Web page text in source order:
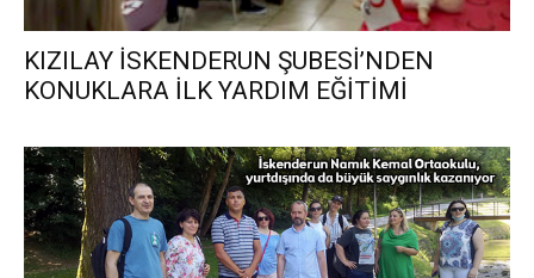
KIZILAY İSKENDERUN ŞUBESİ’NDEN
KONUKLARA İLK YARDIM EĞİTİMİ